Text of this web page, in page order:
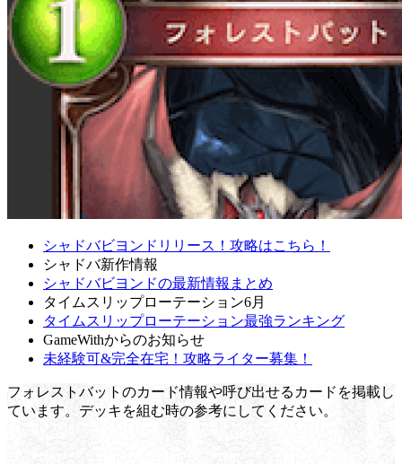
シャドバビヨンドリリース！攻略はこちら！
シャドバ新作情報
シャドバビヨンドの最新情報まとめ
タイムスリップローテーション6月
タイムスリップローテーション最強ランキング
GameWithからのお知らせ
未経験可&完全在宅！攻略ライター募集！
フォレストバットのカード情報や呼び出せるカードを掲載し
ています。デッキを組む時の参考にしてください。